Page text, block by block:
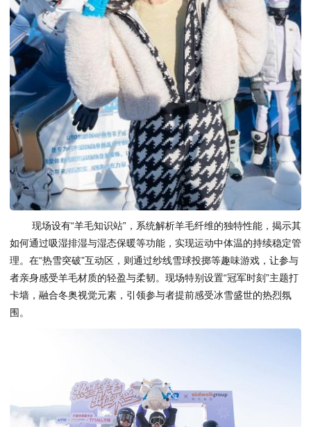
现场设有“羊毛知识站”，系统解析羊毛纤维的独特性能，揭示其
如何通过吸湿排湿与湿态保暖等功能，实现运动中体温的持续稳定管
理。在“热雪突破”互动区，则通过纱线雪球投掷等趣味游戏，让参与
者亲身感受羊毛材质的轻盈与柔韧。现场特别设置“冠军时刻”主题打
卡墙，融合冬奥视觉元素，引领参与者提前感受冰雪盛世的热烈氛
围。